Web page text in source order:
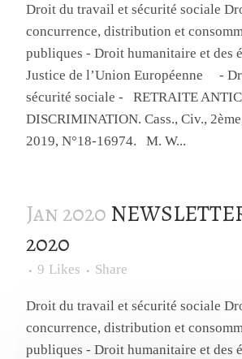
Droit du travail et sécurité sociale
concurrence, distribution et
publiques - Droit humanitaire et des
Justice de l’Union Européenne -
sécurité sociale - RETRAITE
DISCRIMINATION. Cass., Civ.,
2019, N°18-16974. M. W...
Jan 2020
2020
9 Likes Share
Droit du travail et sécurité sociale
concurrence, distribution et
publiques - Droit humanitaire et des